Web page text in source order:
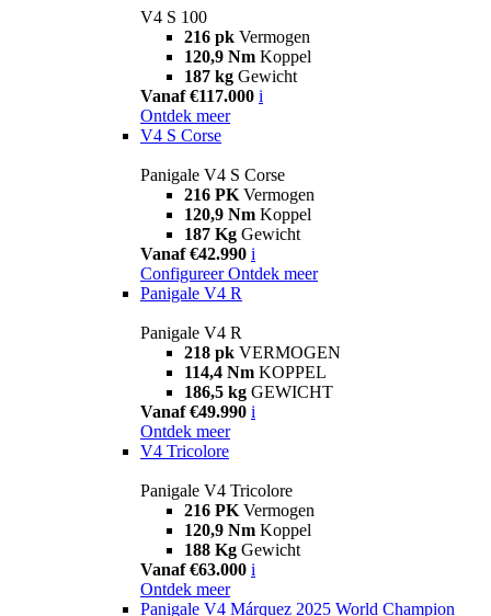
V4 S 100
216 pk Vermogen
120,9 Nm Koppel
187 kg Gewicht
Vanaf €117.000 i
Ontdek meer
V4 S Corse
Panigale V4 S Corse
216 PK Vermogen
120,9 Nm Koppel
187 Kg Gewicht
Vanaf €42.990 i
Configureer Ontdek meer
Panigale V4 R
Panigale V4 R
218 pk VERMOGEN
114,4 Nm KOPPEL
186,5 kg GEWICHT
Vanaf €49.990 i
Ontdek meer
V4 Tricolore
Panigale V4 Tricolore
216 PK Vermogen
120,9 Nm Koppel
188 Kg Gewicht
Vanaf €63.000 i
Ontdek meer
Panigale V4 Márquez 2025 World Champion